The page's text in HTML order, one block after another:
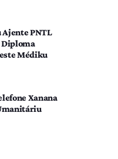
PNTL
Diploma
Médiku
Xanana